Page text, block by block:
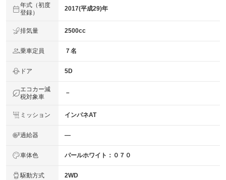
年式（初度
登録）
2017(平成29)年
排気量 2500cc
乗車定員 ７名
ドア 5D
エコカー減
税対象車
－
ミッション インパネAT
過給器 ―
車体色 パールホワイト：０７０
駆動方式 2WD